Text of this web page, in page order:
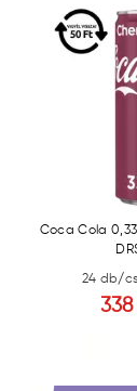
Coca Cola
24 db/